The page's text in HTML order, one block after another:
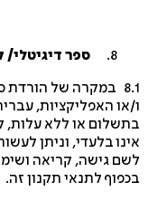
ספר דיגיטלי/ קולי
8.1 במקרה של הורדת ספר
האפליקציות, עברית
או ללא עלות, לפי
בלעדי, וניתן לעשות בו
גישה, קריאה ושימוש
לתנאי תקנון זה.